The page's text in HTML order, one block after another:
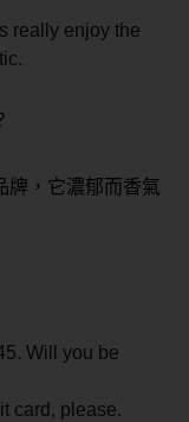
really enjoy the
牌，它濃郁而香氣
Will you be
card, please.